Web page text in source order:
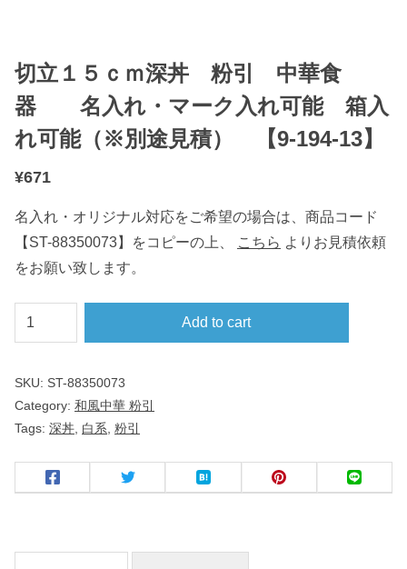
切立１５ｃｍ深丼 粉引 中華食
器 名入れ・マーク入れ可能 箱入
れ可能（※別途見積） 【9-194-13】
¥671
名入れ・オリジナル対応をご希望の場合は、商品コード
【ST-88350073】をコピーの上、
こちら よりお見積依頼
をお願い致します。
切
立
５
深
丼
Add to cart
SKU: ST-88350073
Category: 和風中華 粉引
Tags: 深丼 白系 粉引